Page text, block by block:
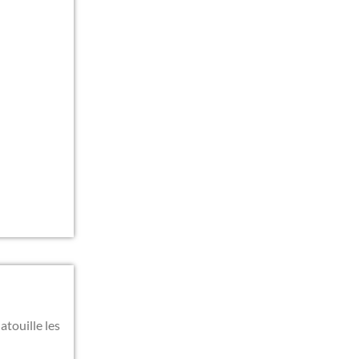
les